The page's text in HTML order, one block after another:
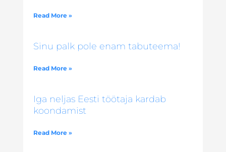
Read More »
Sinu palk pole enam tabuteema!
Read More »
Iga neljas Eesti töötaja kardab
koondamist
Read More »